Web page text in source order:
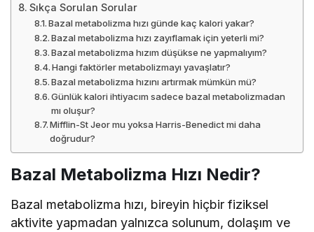
Sıkça Sorulan Sorular
Bazal metabolizma hızı günde kaç kalori yakar?
Bazal metabolizma hızı zayıflamak için yeterli mi?
Bazal metabolizma hızım düşükse ne yapmalıyım?
Hangi faktörler metabolizmayı yavaşlatır?
Bazal metabolizma hızını artırmak mümkün mü?
Günlük kalori ihtiyacım sadece bazal metabolizmadan
mı oluşur?
Mifflin-St Jeor mu yoksa Harris-Benedict mi daha
doğrudur?
Bazal Metabolizma Hızı Nedir?
Bazal metabolizma hızı, bireyin hiçbir fiziksel
aktivite yapmadan yalnızca solunum, dolaşım ve